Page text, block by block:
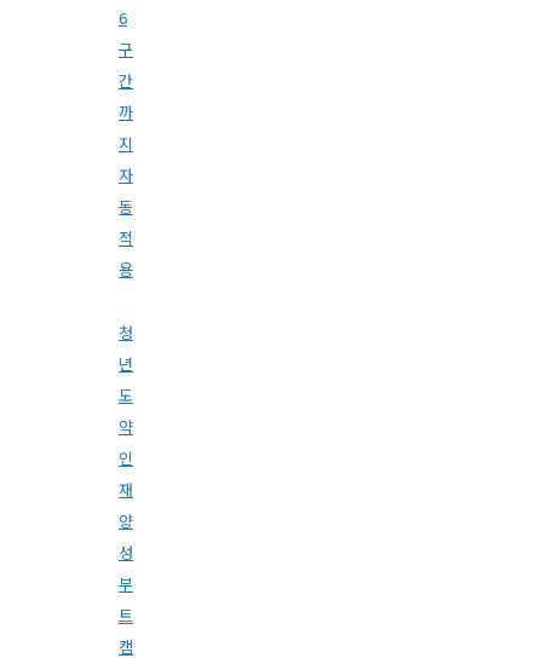
6
구
간
까
지
자
동
적
용
청
년
도
약
인
재
양
성
부
트
캠